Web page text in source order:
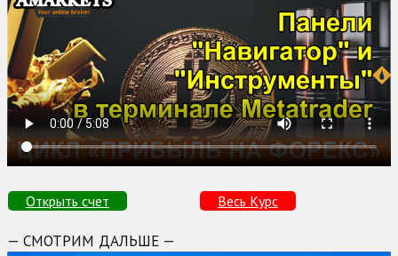
Открыть счет Весь Курс
— СМОТРИМ ДАЛЬШЕ —